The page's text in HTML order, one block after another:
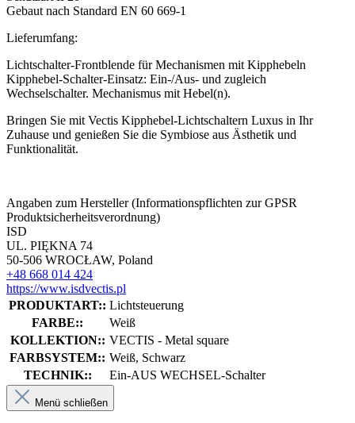
Gebaut nach Standard EN 60 669-1
Lieferumfang:
Lichtschalter-Frontblende für Mechanismen mit Kipphebeln
Kipphebel-Schalter-Einsatz: Ein-/Aus- und zugleich
Wechselschalter. Mechanismus mit Hebel(n).
Bringen Sie mit Vectis Kipphebel-Lichtschaltern Luxus in Ihr
Zuhause und genießen Sie die Symbiose aus Ästhetik und
Funktionalität.
Angaben zum Hersteller (Informationspflichten zur GPSR
Produktsicherheitsverordnung)
ISD
UL. PIĘKNA 74
50-506 WROCŁAW, Poland
+48 668 014 424
https://www.isdvectis.pl
PRODUKTART:: Lichtsteuerung
FARBE::
Weiß
KOLLEKTION:: VECTIS - Metal square
FARBSYSTEM:: Weiß, Schwarz
TECHNIK::
Ein-AUS WECHSEL-Schalter
Menü schließen